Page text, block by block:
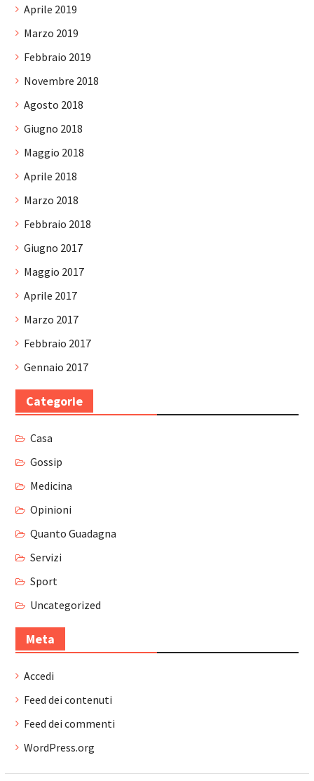
Aprile 2019
Marzo 2019
Febbraio 2019
Novembre 2018
Agosto 2018
Giugno 2018
Maggio 2018
Aprile 2018
Marzo 2018
Febbraio 2018
Giugno 2017
Maggio 2017
Aprile 2017
Marzo 2017
Febbraio 2017
Gennaio 2017
Categorie
Casa
Gossip
Medicina
Opinioni
Quanto Guadagna
Servizi
Sport
Uncategorized
Meta
Accedi
Feed dei contenuti
Feed dei commenti
WordPress.org